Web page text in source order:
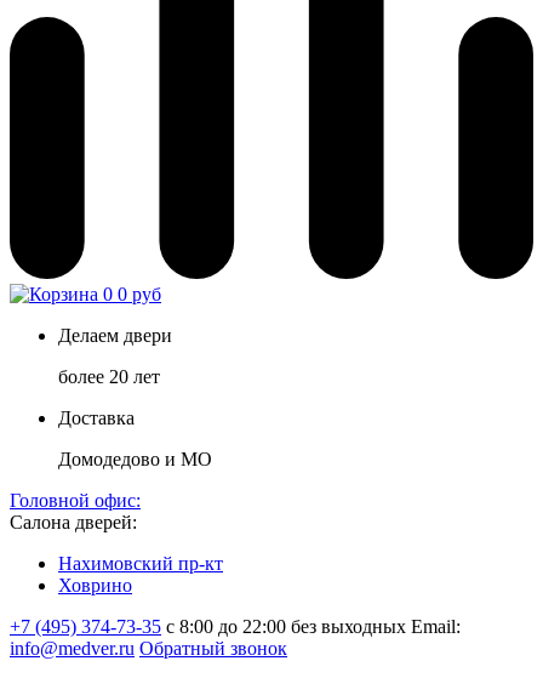
0 0 руб
Делаем двери
более 20 лет
Доставка
Домодедово и МО
Головной офис:
Салона дверей:
Нахимовский пр-кт
Ховрино
+7 (495) 374-73-35 с 8:00 до 22:00 без выходных Email:
info@medver.ru Обратный звонок